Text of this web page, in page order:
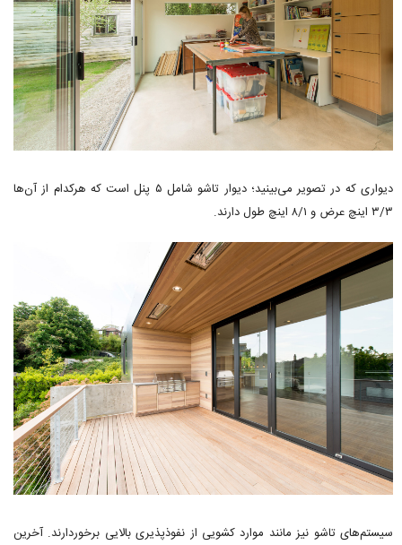
دیواری که در تصویر می‌بینید؛ دیوار تاشو شامل ۵ پنل است که هرکدام از آن‌ها
۳/۳ اینچ عرض و ۸/۱ اینچ طول دارند.
سیستم‌های تاشو نیز مانند موارد کشویی از نفوذپذیری بالایی برخوردارند. آخرین